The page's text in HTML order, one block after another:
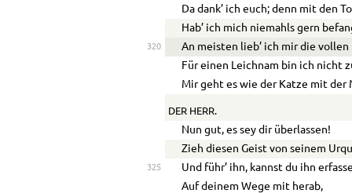
Da dank’ ich euch; denn mit den
Hab’ ich mich niemahls gern
320
An meisten lieb’ ich mir die vollen
Für einen Leichnam bin ich nicht
Mir geht es wie der Katze mit der
DER HERR.
Nun gut, es sey dir überlassen!
Zieh diesen Geist von seinem
325
Und führ’ ihn, kannst du ihn
Auf deinem Wege mit herab,